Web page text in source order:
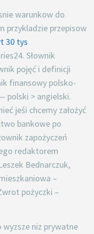
warunkow do
przykladzie przepisow
30 tys
Słownik
pojęć i definicji
finansowy polsko-
polski > angielski.
jeśi chcemy założyć
bankowe po
zapożyczeń
redaktorem
Bednarczuk,
–
pożyczki –
wyzsze niz prywatne